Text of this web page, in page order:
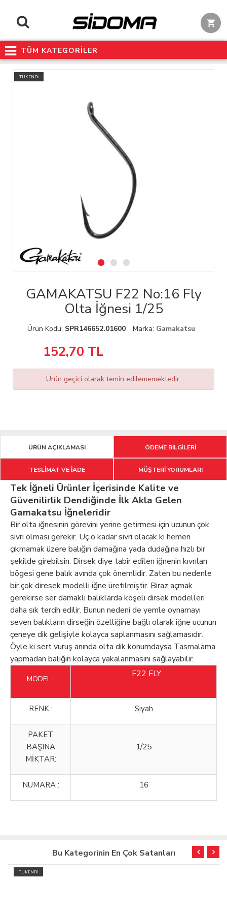
TÜM KATEGORİLER
TÜKENDİ
GAMAKATSU F22 No:16 Fly
Olta İğnesi 1/25
Ürün Kodu: SPR146652.01600 Marka: Gamakatsu
152,70 TL
Ürün geçici olarak temin edilememektedir.
ÜRÜN AÇIKLAMASI ÖDEME BİLGİLERİ
TESLİMAT VE İADE MÜŞTERİ YORUMLARI
Tek İğneli Ürünler İçerisinde Kalite ve
Güvenilirlik Dendiğinde İlk Akla Gelen
Gamakatsu İğneleridir
Bir olta iğnesinin görevini yerine getirmesi için ucunun çok
sivri olması gerekir. Uç o kadar sivri olacak ki hemen
çıkmamak üzere balığın damağına yada dudağına hızlı bir
şekilde girebilsin. Dirsek diye tabir edilen iğnenin kıvrılan
bögesi gene balık avında çok önemlidir. Zaten bu nedenle
bir çok diresek modelli iğne üretilmiştir. Biraz açmak
gerekirse ser damaklı balıklarda köşeli dirsek modelleri
daha sık tercih edilir. Bunun nedeni de yemle oynamayı
seven balıkların dirseğin özelliğine bağlı olarak iğne ucunun
çeneye dik gelişiyle kolayca saplanmasını sağlamasıdır.
Öyle ki sert vuruş anında olta dik konumdaysa Tasmalama
yapmadan balığın kolayca yakalanmasını sağlayabilir.
MODEL : F22 FLY
RENK : Siyah
PAKET
BAŞINA
MİKTAR:
1/25
NUMARA : 16
Bu Kategorinin En Çok Satanları
TÜKENDİ